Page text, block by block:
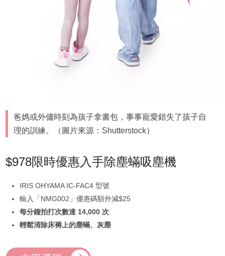
爸媽或外傭時刻為孩子拿書包，事事寵愛錯失了孩子自
理的訓練。（圖片來源：Shutterstock）
$978限時優惠入手除塵蟎吸塵機
IRIS OHYAMA IC-FAC4 型號
輸入「NMG002」優惠碼額外減$25
每分鐘拍打次數達 14,000 次
輕鬆清除床褥上的塵蟎、灰塵